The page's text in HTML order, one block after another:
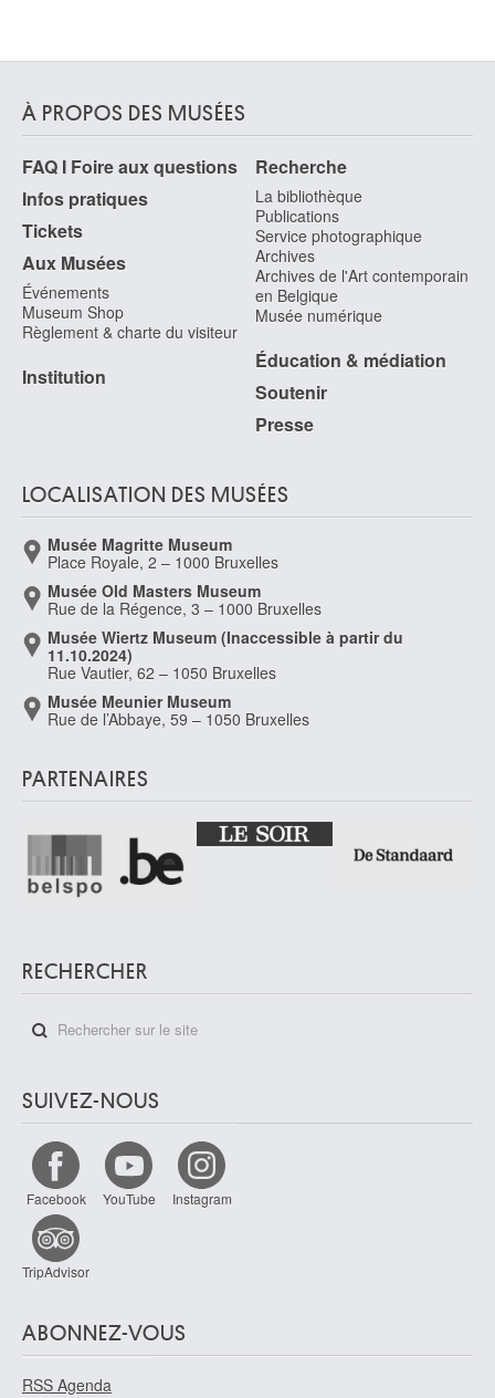
À PROPOS DES MUSÉES
FAQ I Foire aux questions
Infos pratiques
Tickets
Aux Musées
Événements
Museum Shop
Règlement & charte du visiteur
Institution
Recherche
La bibliothèque
Publications
Service photographique
Archives
Archives de l'Art contemporain
en Belgique
Musée numérique
Éducation & médiation
Soutenir
Presse
LOCALISATION DES MUSÉES
Musée Magritte Museum
Place Royale, 2 – 1000 Bruxelles
Musée Old Masters Museum
Rue de la Régence, 3 – 1000 Bruxelles
Musée Wiertz Museum (Inaccessible à partir du
11.10.2024)
Rue Vautier, 62 – 1050 Bruxelles
Musée Meunier Museum
Rue de l’Abbaye, 59 – 1050 Bruxelles
PARTENAIRES
RECHERCHER
SUIVEZ-NOUS
Facebook YouTube Instagram
TripAdvisor
ABONNEZ-VOUS
RSS Agenda